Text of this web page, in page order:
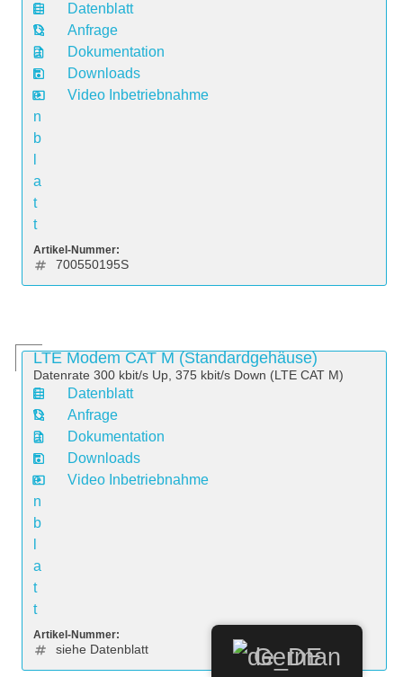
D
a
t
e
n
b
a
t
t
Datenblatt
Anfrage
Dokumentation
Downloads
Video Inbetriebnahme
Artikel-Nummer:
700550195S
LTE Modem CAT M (Standardgehäuse)
Datenrate 300 kbit/s Up, 375 kbit/s Down (LTE CAT M)
D
a
t
e
n
b
a
t
t
Datenblatt
Anfrage
Dokumentation
Downloads
Video Inbetriebnahme
Artikel-Nummer:
siehe Datenblatt German